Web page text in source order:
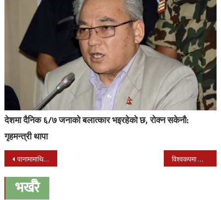
देशमा दैनिक ६/७ जनाको बलात्कार भइरहेको छ, रोक्न सकेनौ:
गृहमन्त्री थापा
Post
navigation
पानामामाथि बेल्जियमको शानदार जित विश्वकपमा आज ३ खेल : जापानले कोलम्बिया संग खेल्ने
भर्खरै